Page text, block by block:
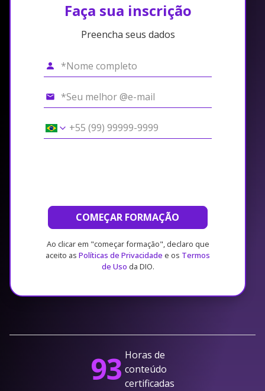
Faça sua inscrição
Preencha seus dados
COMEÇAR FORMAÇÃO
Ao clicar em "começar formação", declaro que
aceito as Políticas de Privacidade e os Termos
de Uso da DIO.
93 Horas de
conteúdo
certificadas